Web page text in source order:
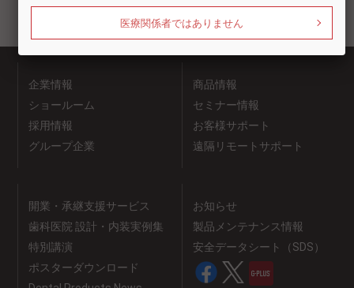
企業情報
ショールーム
採用情報
グループ企業
商品情報
セミナー情報
お客様サポート
遠隔リモートサポート
開業・承継支援サービス
歯科医院 設計・内装実例集
特別講演
ポスターダウンロード
お知らせ
製品メンテナンス情報
安全データシート（SDS）
医療関係者ではありません